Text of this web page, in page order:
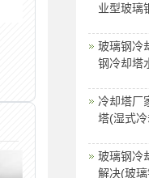
业型玻璃
玻璃钢冷
钢冷却塔
冷却塔厂
塔(湿式
玻璃钢冷
解决(玻